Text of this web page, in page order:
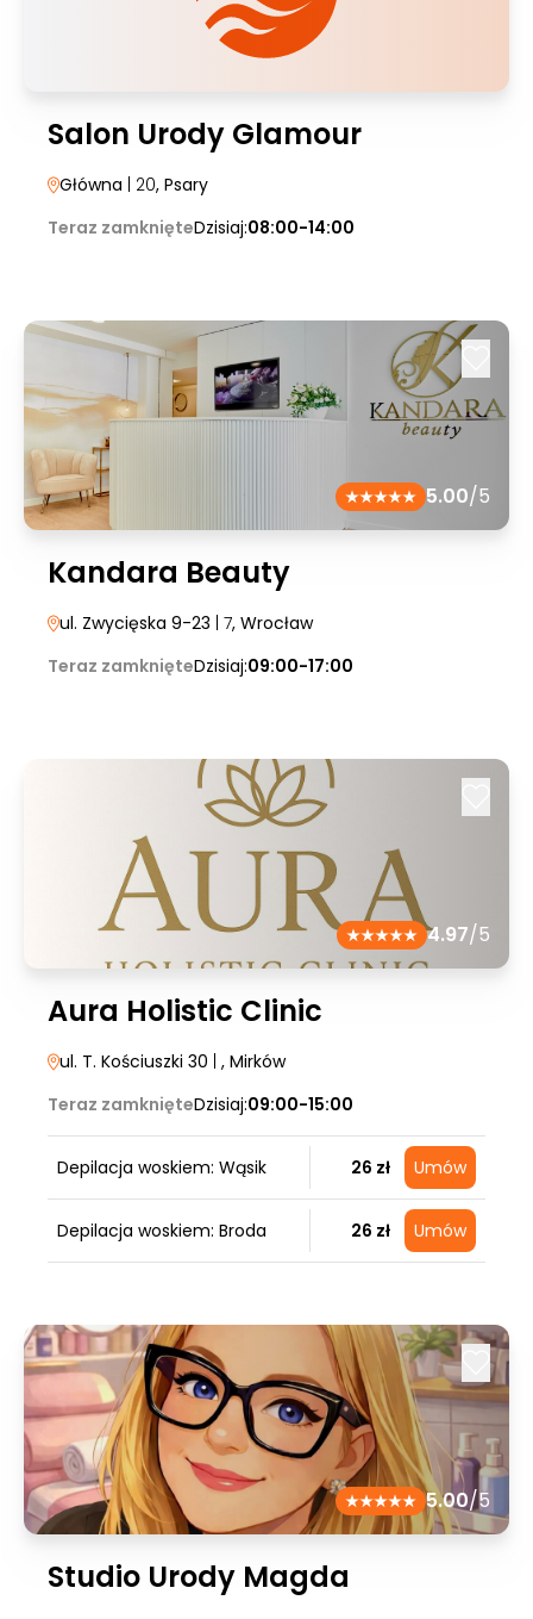
Salon Urody Glamour
Główna | 20, Psary
Teraz zamknięteDzisiaj:08:00-14:00
5.00/5
Kandara Beauty
ul. Zwycięska 9-23 | 7, Wrocław
Teraz zamknięteDzisiaj:09:00-17:00
4.97/5
Aura Holistic Clinic
ul. T. Kościuszki 30 , Mirków
Teraz zamknięteDzisiaj:09:00-15:00
Depilacja woskiem: Wąsik 26 zł Umów
Depilacja woskiem: Broda 26 zł Umów
5.00/5
Studio Urody Magda